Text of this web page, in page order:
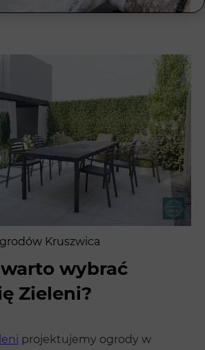
Kruszwica
wybrać
Zieleni?
projektujemy ogrody w